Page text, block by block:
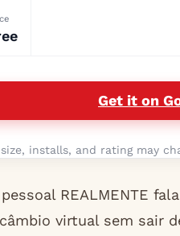
Get it on
installs, and rating may
REALMENTE
virtual sem sair